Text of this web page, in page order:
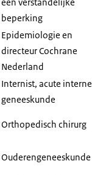
beperking
Epidemiologie en
directeur Cochrane
Nederland
Internist, acute interne
geneeskunde
Orthopedisch chirurg
Ouderengeneeskunde